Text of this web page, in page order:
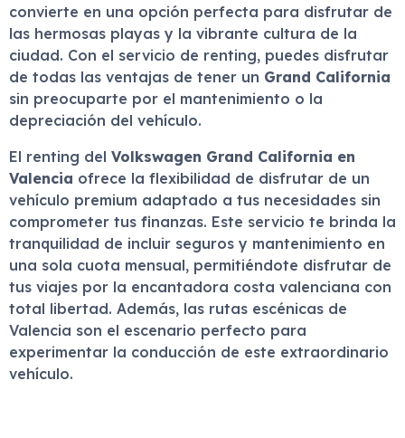
convierte en una opción perfecta para disfrutar de
las hermosas playas y la vibrante cultura de la
ciudad. Con el servicio de renting, puedes disfrutar
de todas las ventajas de tener un Grand California
sin preocuparte por el mantenimiento o la
depreciación del vehículo.
El renting del Volkswagen Grand California en
Valencia ofrece la flexibilidad de disfrutar de un
vehículo premium adaptado a tus necesidades sin
comprometer tus finanzas. Este servicio te brinda la
tranquilidad de incluir seguros y mantenimiento en
una sola cuota mensual, permitiéndote disfrutar de
tus viajes por la encantadora costa valenciana con
total libertad. Además, las rutas escénicas de
Valencia son el escenario perfecto para
experimentar la conducción de este extraordinario
vehículo.